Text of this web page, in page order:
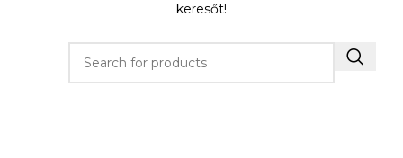
keresőt!